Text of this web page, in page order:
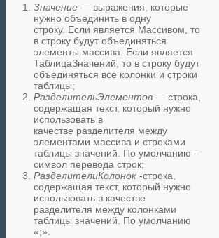
Значение — выражения, которые
нужно объединить в одну
строку. Если является Массивом, то
в строку будут объединяться
элементы массива. Если является
ТаблицаЗначений, то в строку будут
объединяться все колонки и строки
таблицы;
РазделительЭлементов — строка,
содержащая текст, который нужно
использовать в
качестве разделителя между
элементами массива и строками
таблицы значений. По умолчанию –
символ перевода строк;
РазделителиКолонок -строка,
содержащая текст, который нужно
использовать в качестве
разделителя между колонками
таблицы значений. По умолчанию
«;».